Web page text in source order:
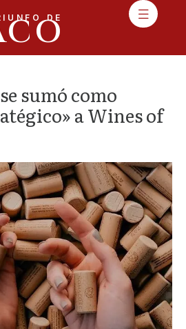
DE
sumó como
a Wines of